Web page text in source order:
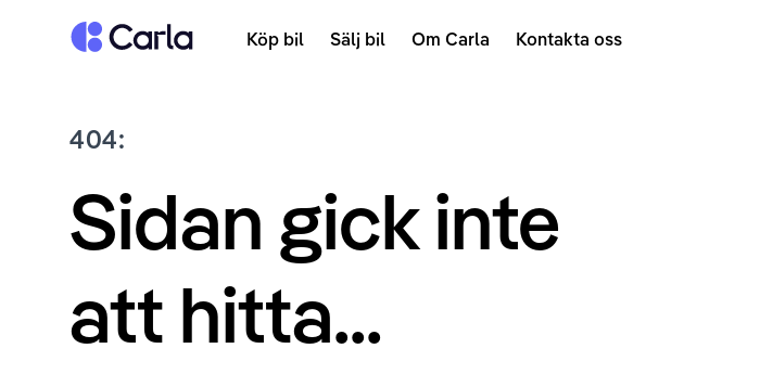
Tillbaka till startsidan Köp bil Sälj bil Om Carla Kontakta oss
404:
Sidan gick inte
att hitta...